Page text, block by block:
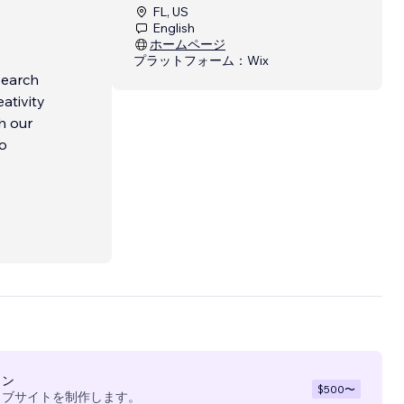
our
FL, US
English
ホームページ
プラットフォーム： Wix
サイトを制作します。
$500〜